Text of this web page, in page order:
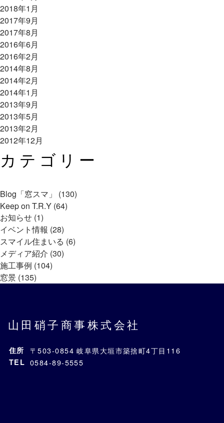
2018年1月
2017年9月
2017年8月
2016年6月
2016年2月
2014年8月
2014年2月
2014年1月
2013年9月
2013年5月
2013年2月
2012年12月
カテゴリー
Blog「窓スマ」 (130)
Keep on T.R.Y (64)
お知らせ (1)
イベント情報 (28)
スマイル住まいる (6)
メディア紹介 (30)
施工事例 (104)
窓景 (135)
山田硝子商事株式会社
住所 〒503-0854 岐阜県大垣市築捨町4丁目116
TEL 0584-89-5555